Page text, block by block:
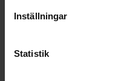
Inställningar
Statistik
yhdessä esimerkiksi